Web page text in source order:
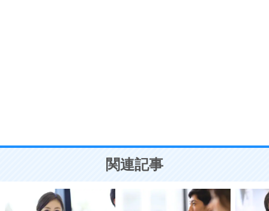
ことが大切。
関連記事